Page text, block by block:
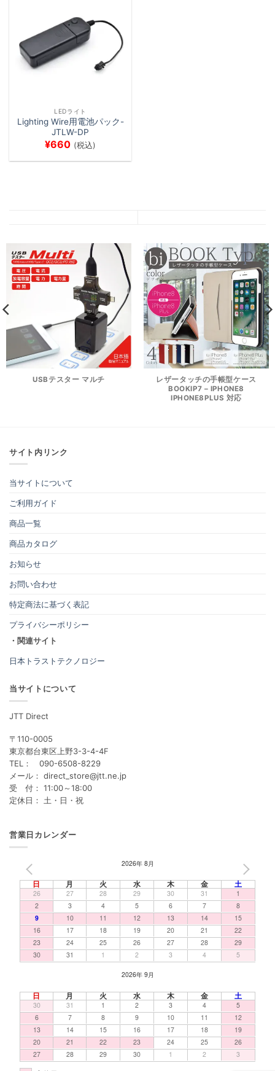
LEDライト
Lighting Wire用電池パック-
JTLW-DP
¥660 (税込)
USBテスター マルチ
レザータッチの手帳型ケース
BOOKIP7 – IPHONE8
IPHONE8PLUS 対応
サイト内リンク
当サイトについて
ご利用ガイド
商品一覧
商品カタログ
お知らせ
お問い合わせ
特定商法に基づく表記
プライバシーポリシー
・関連サイト
日本トラストテクノロジー
当サイトについて
JTT Direct
〒110-0005
東京都台東区上野3-3-4-4F
TEL： 090-6508-8229
メール： direct_store@jtt.ne.jp
受 付： 11:00～18:00
定休日： 土・日・祝
営業日カレンダー
2026年 8月
日 月 火 水 木 金 土
26 27 28 29 30 31
1
2
3 4 5 6 7
8
9
10 11 12 13 14
15
16
17 18 19 20 21
22
23
24 25 26 27 28
29
30
31 1 2 3 4 5
2026年 9月
日 月 火 水 木 金 土
30 31 1 2 3 4
5
6
7 8 9 10 11
12
13
14 15 16 17 18
19
20
21 22 23 24 25
26
27
28 29 30 1 2 3